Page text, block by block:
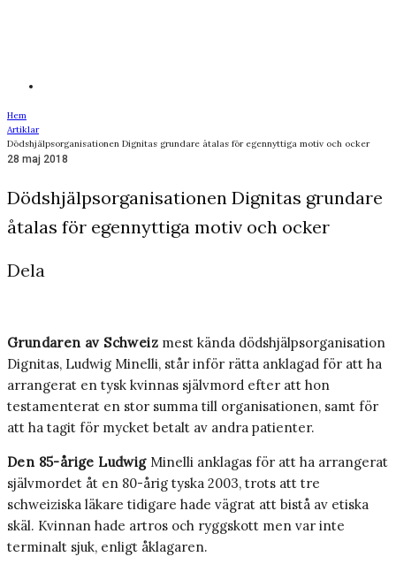
Hem
Artiklar
Dödshjälpsorganisationen Dignitas grundare åtalas för egennyttiga motiv och ocker
28 maj 2018
Dödshjälpsorganisationen Dignitas grundare
åtalas för egennyttiga motiv och ocker
Dela
Grundaren av Schweiz mest kända dödshjälpsorganisation
Dignitas, Ludwig Minelli, står inför rätta anklagad för att ha
arrangerat en tysk kvinnas självmord efter att hon
testamenterat en stor summa till organisationen, samt för
att ha tagit för mycket betalt av andra patienter.
Den 85-årige LudwigMinelli anklagas för att ha arrangerat
självmordet åt en 80-årig tyska 2003, trots att tre
schweiziska läkare tidigare hade vägrat att bistå av etiska
skäl. Kvinnan hade artros och ryggskott men var inte
terminalt sjuk, enligt åklagaren.